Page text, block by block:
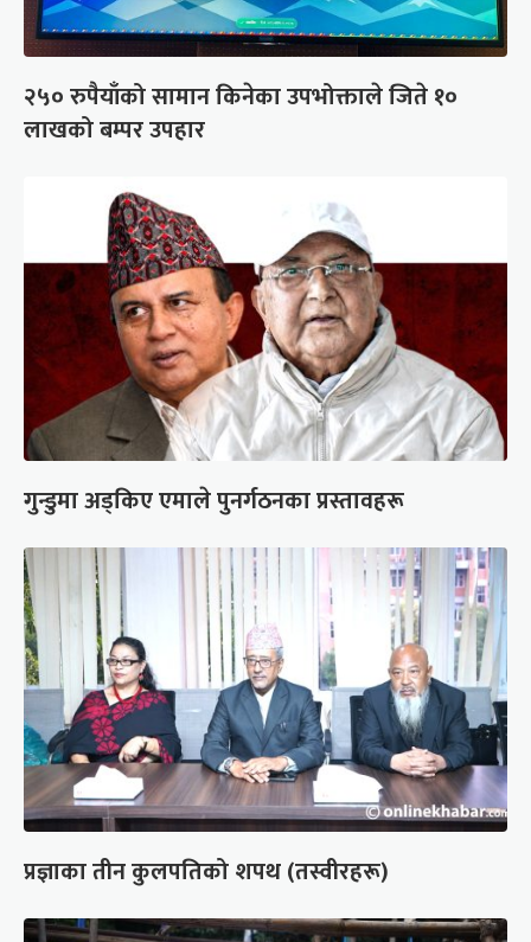
२५० रुपैयाँको सामान किनेका उपभोक्ताले जिते १०
लाखको बम्पर उपहार
गुन्डुमा अड्किए एमाले पुनर्गठनका प्रस्तावहरू
प्रज्ञाका तीन कुलपतिको शपथ (तस्वीरहरू)